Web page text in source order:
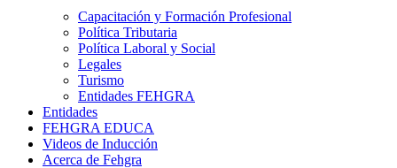
Capacitación y Formación Profesional
Política Tributaria
Política Laboral y Social
Legales
Turismo
Entidades FEHGRA
Entidades
FEHGRA EDUCA
Videos de Inducción
Acerca de Fehgra